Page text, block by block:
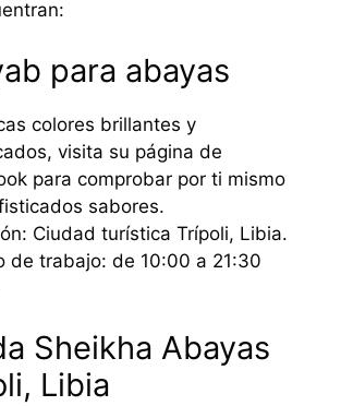
para abayas
colores brillantes y
visita su página de
para comprobar por ti mismo
sabores.
Ciudad turística Trípoli, Libia.
de trabajo: de 10:00 a 21:30
Sheikha Abayas
Libia